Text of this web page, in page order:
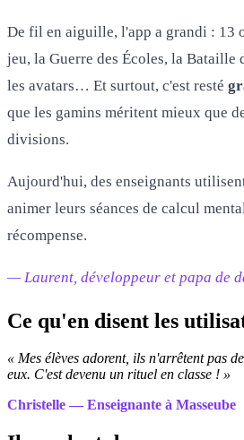
De fil en aiguille, l'app a grandi : 13
jeu, la Guerre des Écoles, la Bataille
les avatars… Et surtout, c'est resté
que les gamins méritent mieux que
divisions.
Aujourd'hui, des enseignants
animer leurs séances de calcul
récompense.
— Laurent, développeur et papa de
Ce qu'en disent les
« Mes élèves adorent, ils n'arrêtent pas
eux. C'est devenu un rituel en classe ! »
Christelle — Enseignante à Masseube